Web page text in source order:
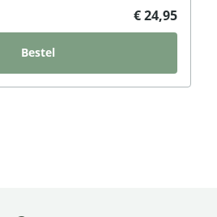
€ 24,95
Bestel